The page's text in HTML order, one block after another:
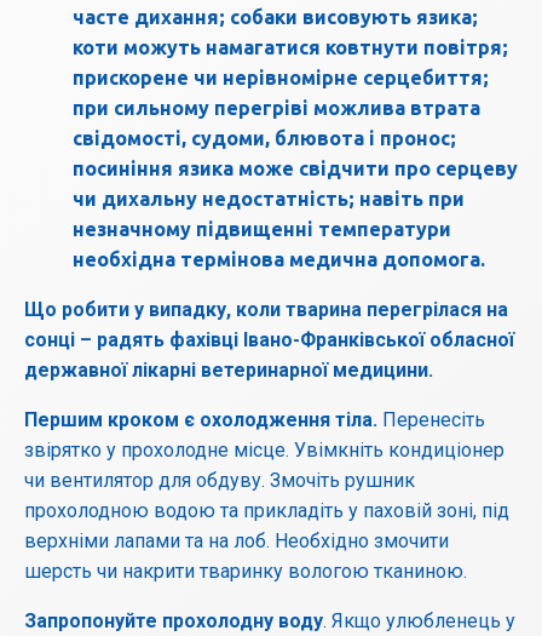
часте дихання; собаки висовують язика;
коти можуть намагатися ковтнути повітря;
прискорене чи нерівномірне серцебиття;
при сильному перегріві можлива втрата
свідомості, судоми, блювота і пронос;
посиніння язика може свідчити про серцеву
чи дихальну недостатність; навіть при
незначному підвищенні температури
необхідна термінова медична допомога.
Що робити у випадку, коли тварина перегрілася на
сонці – радять фахівці Івано-Франківської обласної
державної лікарні ветеринарної медицини.
Першим кроком є охолодження тіла. Перенесіть
звірятко у прохолодне місце. Увімкніть кондиціонер
чи вентилятор для обдуву. Змочіть рушник
прохолодною водою та прикладіть у паховій зоні, під
верхніми лапами та на лоб. Необхідно змочити
шерсть чи накрити тваринку вологою тканиною.
Запропонуйте прохолодну воду. Якщо улюбленець у